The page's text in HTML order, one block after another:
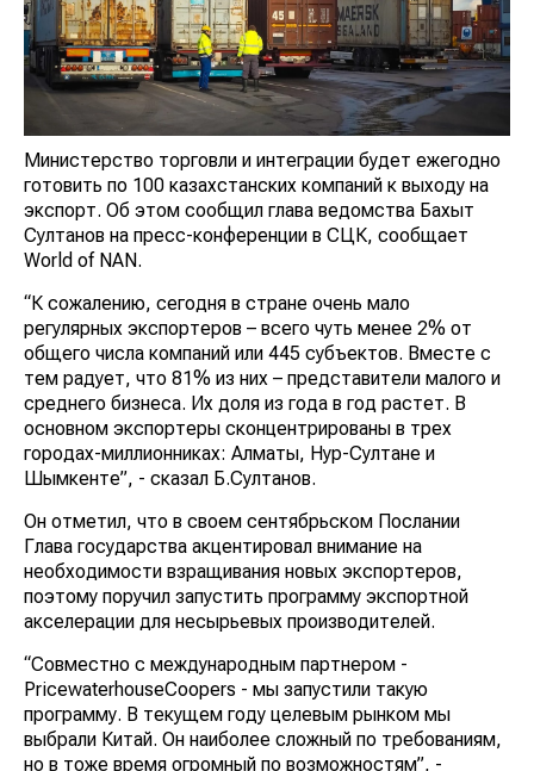
Министерство торговли и интеграции будет ежегодно
готовить по 100 казахстанских компаний к выходу на
экспорт. Об этом сообщил глава ведомства Бахыт
Султанов на пресс-конференции в СЦК, сообщает
World of NAN.
“К сожалению, сегодня в стране очень мало
регулярных экспортеров – всего чуть менее 2% от
общего числа компаний или 445 субъектов. Вместе с
тем радует, что 81% из них – представители малого и
среднего бизнеса. Их доля из года в год растет. В
основном экспортеры сконцентрированы в трех
городах-миллионниках: Алматы, Нур-Султане и
Шымкенте”, - сказал Б.Султанов.
Он отметил, что в своем сентябрьском Послании
Глава государства акцентировал внимание на
необходимости взращивания новых экспортеров,
поэтому поручил запустить программу экспортной
акселерации для несырьевых производителей.
“Совместно с международным партнером -
PricewaterhouseCoopers - мы запустили такую
программу. В текущем году целевым рынком мы
выбрали Китай. Он наиболее сложный по требованиям,
но в тоже время огромный по возможностям”, -